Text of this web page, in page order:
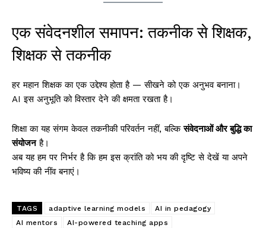
एक संवेदनशील समापन: तकनीक से शिक्षक,
शिक्षक से तकनीक
हर महान शिक्षक का एक उद्देश्य होता है — सीखने को एक अनुभव बनाना।
AI इस अनुभूति को विस्तार देने की क्षमता रखता है।
शिक्षा का यह संगम केवल तकनीकी परिवर्तन नहीं, बल्किसंवेदनाओं और बुद्धि का
संयोजनहै।
अब यह हम पर निर्भर है कि हम इस क्रांति को भय की दृष्टि से देखें या अपने
भविष्य की नींव बनाएं।
TAGS adaptive learning models
AI in pedagogy
AI mentors
AI-powered teaching apps